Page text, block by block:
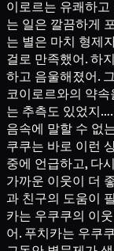
이로르는 유쾌하
는 일은 깔끔하게
는 별은 마치 형제
걸로 만족했어. 하
하고 음울해졌어.
코이로르와의 약
는 추측도 있었지
음속에 말할 수 없
쿠쿠는 바로 이런
중에 언급하고, 다
가까운 이웃이 더
과 친구의 도움이
카는 우쿠쿠의 이
어. 푸치카는 우쿠